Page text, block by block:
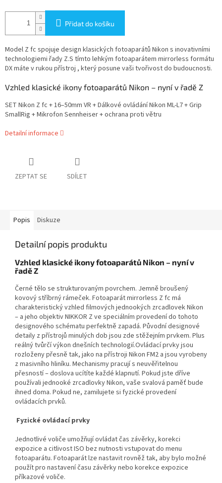
Přidat do košíku
Model Z fc spojuje design klasických fotoaparátů Nikon s inovativními
technologiemi řady Z.S tímto lehkým fotoaparátem mirrorless formátu
DX máte v rukou přístroj , který posune vaši tvořivost do budoucnosti.
Vzhled klasické ikony fotoaparátů Nikon – nyní v řadě Z
SET Nikon Z fc + 16–50mm VR + Dálkové ovládání Nikon ML-L7 + Grip
SmallRig + Mikrofon Sennheiser + ochrana proti větru
Detailní informace
ZEPTAT SE SDÍLET
Popis Diskuze
Detailní popis produktu
Vzhled klasické ikony fotoaparátů Nikon – nyní v
řadě Z
Černé tělo se strukturovaným povrchem. Jemně broušený
kovový stříbrný rámeček. Fotoaparát mirrorless Z fc má
charakteristický vzhled filmových jednookých zrcadlovek Nikon
– a jeho objektiv NIKKOR Z ve speciálním provedení do tohoto
designového schématu perfektně zapadá. Původní designové
detaily z přístrojů minulých dob jsou zde stěžejním prvkem. Plus
reálný tvůrčí výkon dnešních technologií.Ovládací prvky jsou
rozloženy přesně tak, jako na přístroji Nikon FM2 a jsou vyrobeny
z masivního hliníku. Mechanismy pracují s neuvěřitelnou
přesností – doslova ucítíte každé klapnutí. Pokud jste dříve
používali jednooké zrcadlovky Nikon, vaše svalová paměť bude
ihned doma. Pokud ne, zamilujete si fyzické provedení
ovládacích prvků.
Fyzické ovládací prvky
Jednotlivé voliče umožňují ovládat čas závěrky, korekci
expozice a citlivost ISO bez nutnosti vstupovat do menu
fotoaparátu. Fotoaparát lze nastavit rovněž tak, aby bylo možné
použít pro nastavení času závěrky nebo korekce expozice
příkazové voliče.